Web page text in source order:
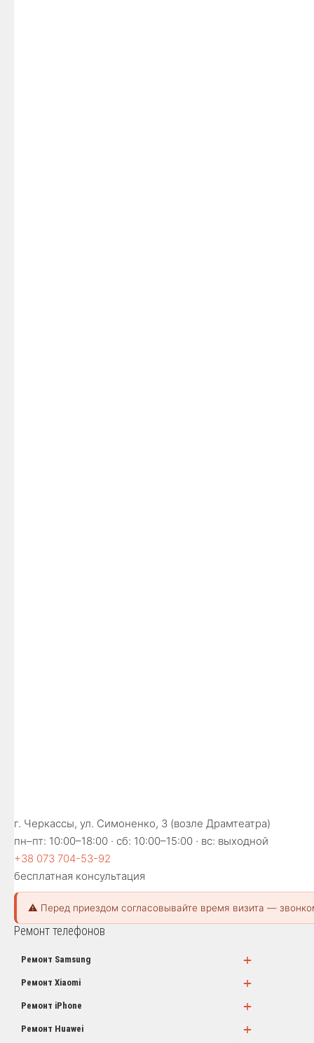
г. Черкассы, ул. Симоненко, 3 (возле Драмтеатра)
пн–пт: 10:00–18:00 · сб: 10:00–15:00 · вс: выходной
+38 073 704-53-92
бесплатная консультация
⚠️ Перед приездом согласовывайте время визита —
Ремонт телефонов
Ремонт Samsung +
Ремонт Xiaomi +
Ремонт iPhone +
Ремонт Huawei +